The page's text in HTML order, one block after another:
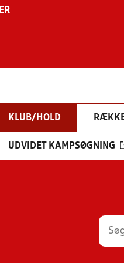
KLUB/HOLD
UDVIDET KAMPSØGNING